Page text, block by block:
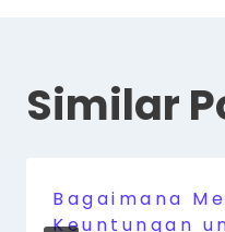
Similar
Bagaimana
Keuntungan